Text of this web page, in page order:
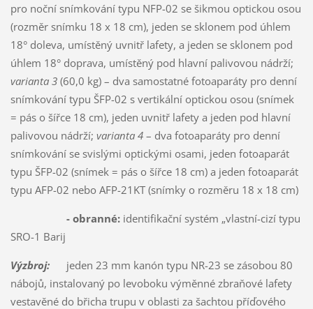
pro noční snímkování typu NFP-02 se šikmou optickou osou
(rozměr snímku 18 x 18 cm), jeden se sklonem pod úhlem
18° doleva, umístěný uvnitř lafety, a jeden se sklonem pod
úhlem 18° doprava, umístěný pod hlavní palivovou nádrží;
varianta 3(60,0 kg) – dva samostatné fotoaparáty pro denní
snímkování typu ŠFP-02 s vertikální optickou osou (snímek
= pás o šířce 18 cm), jeden uvnitř lafety a jeden pod hlavní
palivovou nádrží; varianta 4– dva fotoaparáty pro denní
snímkování se svislými optickými osami, jeden fotoaparát
typu ŠFP-02 (snímek = pás o šířce 18 cm) a jeden fotoaparát
typu AFP-02 nebo AFP-21KT (snímky o rozměru 18 x 18 cm)
- obranné:identifikační systém „vlastní-cizí typu
SRO-1 Barij
Výzbroj:jeden 23 mm kanón typu NR-23 se zásobou 80
nábojů, instalovaný po levoboku výměnné zbraňové lafety
vestavěné do břicha trupu v oblasti za šachtou příďového